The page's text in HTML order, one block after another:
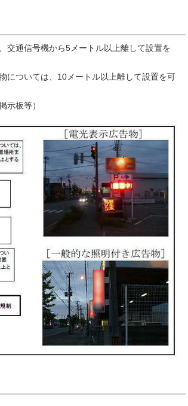
交通信号機から5メートル以上離して設置を
については、10メートル以上離して設置を可
示板等）